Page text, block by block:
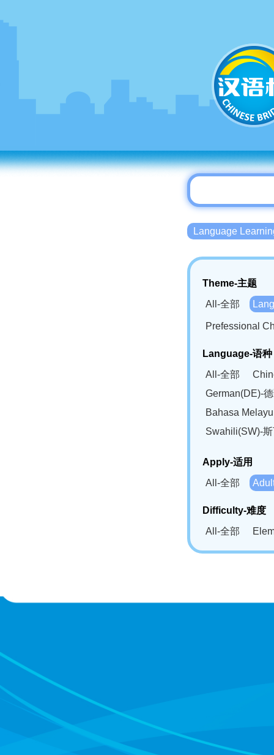
Language
Theme-主题
All-全部
Prefessional
Language-语种
All-全部
German(DE)-
Bahasa
Swahili(SW)-
Apply-适用
All-全部
Difficulty-难度
All-全部